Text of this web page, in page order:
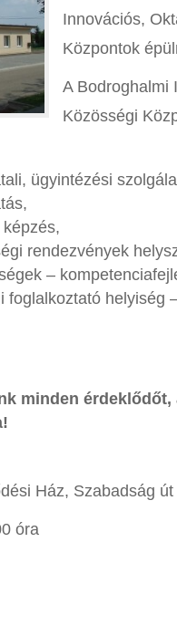
Innovációs,
Központok
A Bodroghalmi
Közösségi
ügyintézési
rendezvények
–
foglalkoztató helyiség
minden
Ház, Szabadság
óra